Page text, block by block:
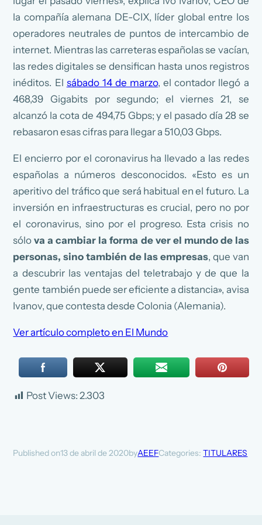
la compañía alemana DE-CIX, líder global entre los
operadores neutrales de puntos de intercambio de
internet. Mientras las carreteras españolas se vacían,
las redes digitales se densifican hasta unos registros
inéditos. El sábado 14 de marzo, el contador llegó a
468,39 Gigabits por segundo; el viernes 21, se
alcanzó la cota de 494,75 Gbps; y el pasado día 28 se
rebasaron esas cifras para llegar a 510,03 Gbps.
El encierro por el coronavirus ha llevado a las redes
españolas a números desconocidos. «Esto es un
aperitivo del tráfico que será habitual en el futuro. La
inversión en infraestructuras es crucial, pero no por
el coronavirus, sino por el progreso. Esta crisis no
sólo va a cambiar la forma de ver el mundo de las
personas, sino también de las empresas, que van
a descubrir las ventajas del teletrabajo y de que la
gente también puede ser eficiente a distancia», avisa
Ivanov, que contesta desde Colonia (Alemania).
Ver artículo completo en El Mundo
Post Views: 2.303
Published on13 de abril de 2020byAEEFCategories:TITULARES